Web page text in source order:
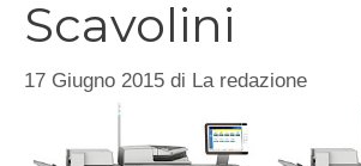
Scavolini
17 Giugno 2015 di La redazione